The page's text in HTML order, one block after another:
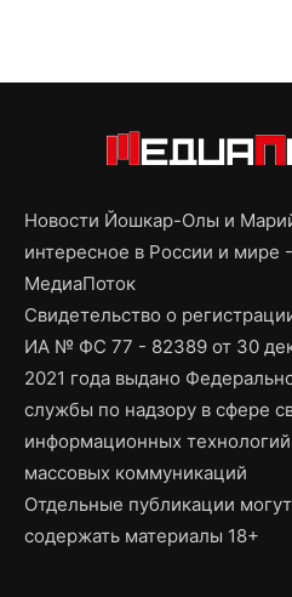
Новости Йошкар-Олы и
интересное в России и мире
МедиаПоток
Свидетельство о
ИА № ФС 77 - 82389 от 30
2021 года выдано
службы по надзору в сфере
информационных
массовых коммуникаций
Отдельные публикации могут
содержать материалы 18+